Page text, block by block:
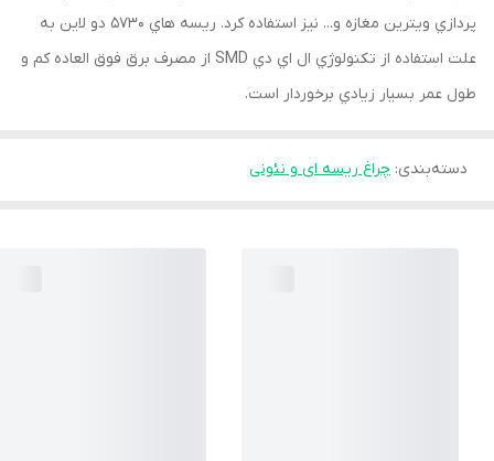
پردازي ويترين مغازه و... نيز استفاده کرد. ريسه هاي 5730 دو لاين به
علت استفاده از تكنولوژي ال اي دي SMD از مصرف برق فوق العاده كم و
طول عمر بسيار زيادي برخوردار است.
دسته‌بندی: چراغ ریسه ای و نئونی